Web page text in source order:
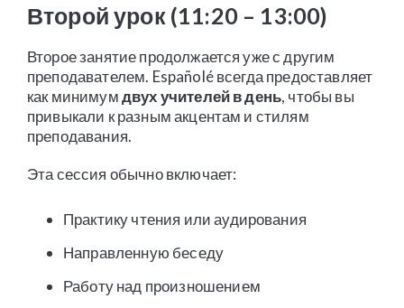
Второй урок (11:20 – 13:00)
Второе занятие продолжается уже с другим
преподавателем. Españolé всегда предоставляет
как минимумдвух учителей в день, чтобы вы
привыкали к разным акцентам и стилям
преподавания.
Эта сессия обычно включает:
Практику чтения или аудирования
Направленную беседу
Работу над произношением